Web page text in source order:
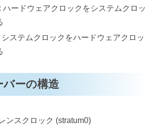
ハードウェアクロックをシステムクロッ
ステムクロックをハードウェアクロッ
バーの構造
ンスクロック (stratum0)